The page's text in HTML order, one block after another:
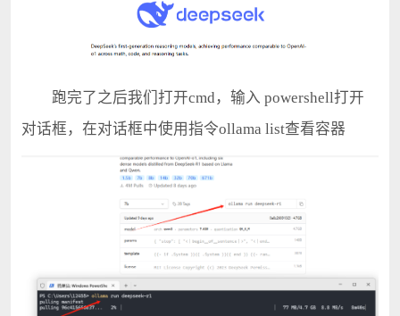
跑完了之后我们打开cmd，输入 powershell打开
对话框，在对话框中使用指令ollama list查看容器